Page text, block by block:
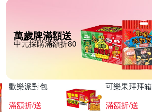
萬歲牌滿額送
中元採購滿額折80
歡樂派對包
滿額折/送
可樂果拜拜箱
滿額折/送